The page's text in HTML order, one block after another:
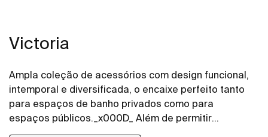
Victoria
Ampla coleção de acessórios com design funcional,
intemporal e diversificada, o encaixe perfeito tanto
para espaços de banho privados como para
espaços públicos._x000D_ Além de permitir
instalação com parafuso, a coleção Victoria também